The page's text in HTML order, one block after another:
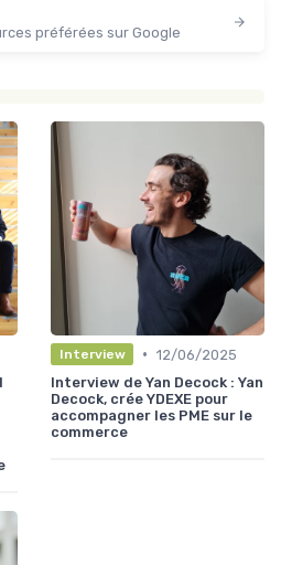
préférées sur Google
Interview • 12/06/2025
Interview de Yan Decock : Yan
Decock, crée YDEXE pour
accompagner les PME sur le
commerce